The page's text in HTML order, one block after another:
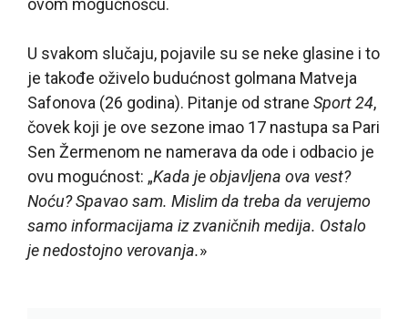
U svakom slučaju, pojavile su se neke glasine i to
je takođe oživelo budućnost golmana Matveja
Safonova (26 godina). Pitanje od strane Sport 24,
čovek koji je ove sezone imao 17 nastupa sa Pari
Sen Žermenom ne namerava da ode i odbacio je
ovu mogućnost: „Kada je objavljena ova vest?
Noću? Spavao sam. Mislim da treba da verujemo
samo informacijama iz zvaničnih medija. Ostalo
je nedostojno verovanja.»